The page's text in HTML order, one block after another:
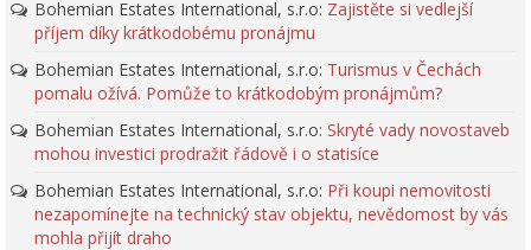
Bohemian Estates International, s.r.o: Zajistěte si vedlejší
příjem díky krátkodobému pronájmu
Bohemian Estates International, s.r.o: Turismus v Čechách
pomalu ožívá. Pomůže to krátkodobým pronájmům?
Bohemian Estates International, s.r.o: Skryté vady novostaveb
mohou investici prodražit řádově i o statisíce
Bohemian Estates International, s.r.o: Při koupi nemovitosti
nezapomínejte na technický stav objektu, nevědomost by vás
mohla přijít draho